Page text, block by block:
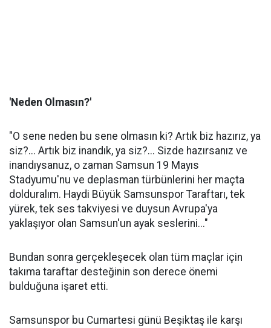
'Neden Olmasın?'
"O sene neden bu sene olmasın ki? Artık biz hazırız, ya
siz?... Artık biz inandık, ya siz?... Sizde hazırsanız ve
inandıysanuz, o zaman Samsun 19 Mayıs
Stadyumu'nu ve deplasman türbünlerini her maçta
dolduralım. Haydi Büyük Samsunspor Taraftarı, tek
yürek, tek ses takviyesi ve duysun Avrupa'ya
yaklaşıyor olan Samsun'un ayak seslerini..."
Bundan sonra gerçekleşecek olan tüm maçlar için
takıma taraftar desteğinin son derece önemi
bulduğuna işaret etti.
Samsunspor bu Cumartesi günü Beşiktaş ile karşı